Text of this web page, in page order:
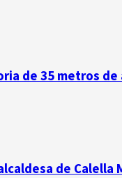
de 35 metros de
de Calella